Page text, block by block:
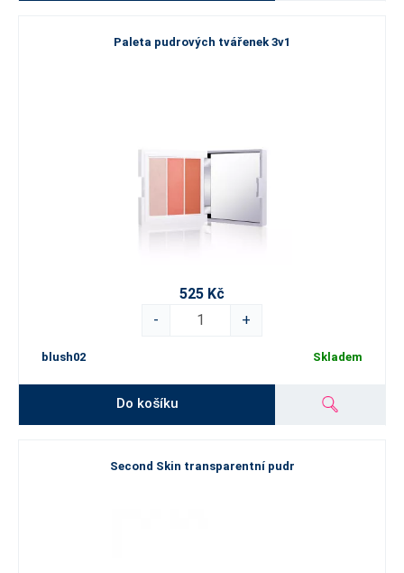
Paleta pudrových tvářenek 3v1
525 Kč
-
+
blush02 Skladem
Do košíku
Second Skin transparentní pudr